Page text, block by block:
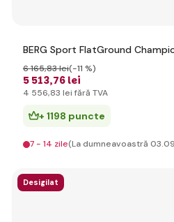
BERG Sport FlatGround
5 513,76 lei
6 165,83 lei(-11 %)
4 556,83 lei fără TVA
+ 1198 puncte
7 - 14 zile(La dumneavoastră
Desigilat